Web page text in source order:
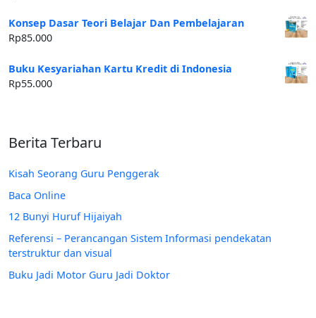
Konsep Dasar Teori Belajar Dan Pembelajaran
Rp85.000
Buku Kesyariahan Kartu Kredit di Indonesia
Rp55.000
Berita Terbaru
Kisah Seorang Guru Penggerak
Baca Online
12 Bunyi Huruf Hijaiyah
Referensi – Perancangan Sistem Informasi pendekatan
terstruktur dan visual
Buku Jadi Motor Guru Jadi Doktor